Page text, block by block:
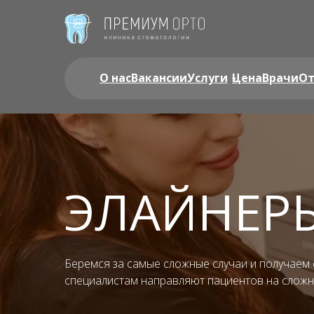
О насВакансииУслуги ЦенаВрачи
Беремся за самые сложные случаи и
специалистам направляют пациентов на